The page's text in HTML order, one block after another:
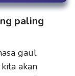
paling
gaul
akan